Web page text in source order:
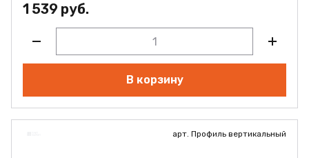
1 539 руб.
В корзину
арт. Профиль вертикальный